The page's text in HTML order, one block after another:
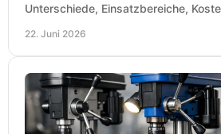
Unterschiede, Einsatzbereiche,
22. Juni 2026